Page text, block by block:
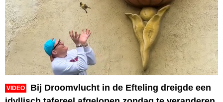
VIDEO
Bij Droomvlucht in de Efteling dreigde een